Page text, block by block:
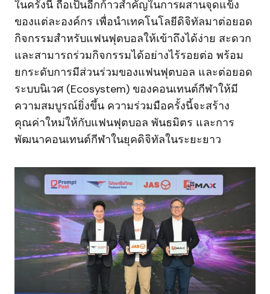
ในครั้งนี้ ถือเป็นอีกก้าวสำคัญในการผสานจุดแข็ง
ของแต่ละองค์กร เพื่อนำเทคโนโลยีดิจิทัลมาต่อยอด
กิจกรรมสำหรับแฟนฟุตบอลให้เข้าถึงได้ง่าย สะดวก
และสามารถร่วมกิจกรรมได้อย่างไร้รอยต่อ พร้อม
ยกระดับการมีส่วนร่วมของแฟนฟุตบอล และต่อยอด
ระบบนิเวศ (Ecosystem) ของคอนเทนต์กีฬาให้มี
ความสมบูรณ์ยิ่งขึ้น ความร่วมมือครั้งนี้จะสร้าง
คุณค่าใหม่ให้กับแฟนฟุตบอล พันธมิตร และการ
พัฒนาคอนเทนต์กีฬาในยุคดิจิทัลในระยะยาว